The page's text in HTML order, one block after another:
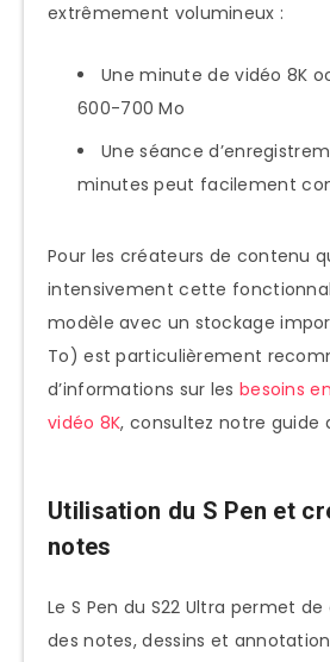
extrêmement volumineux :
Une minute de vidéo 8K
600-700 Mo
Une séance
minutes peut facilement
Pour les créateurs de contenu
intensivement cette
modèle avec un stockage
To) est particulièrement
d’informations sur les besoins
vidéo 8K, consultez notre guide
Utilisation du S Pen et
notes
Le S Pen du S22 Ultra permet
des notes, dessins et